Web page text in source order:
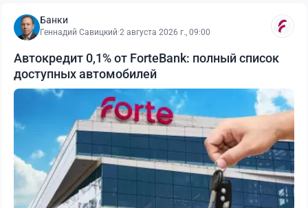
Банки
Геннадий Савицкий·2 августа 2026 г., 09:00
Автокредит 0,1% от ForteBank: полный список
доступных автомобилей